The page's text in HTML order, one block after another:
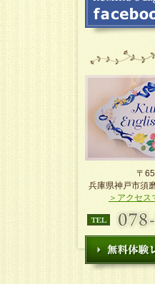
〒
兵庫県神戸市須
＞アクセス